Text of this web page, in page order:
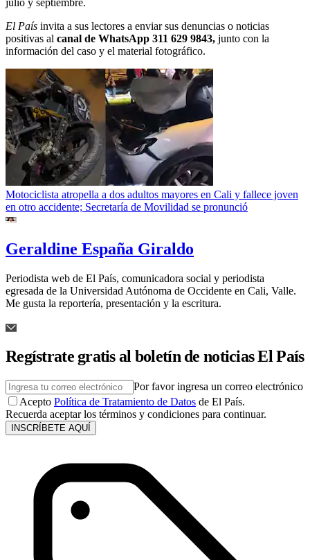
El País invita a sus lectores a enviar sus denuncias o noticias
positivas al canal de WhatsApp 311 629 9843, junto con la
información del caso y el material fotográfico.
Motociclista atropella a dos adultos mayores en Cali y fallece joven
en otro accidente; Secretaría de Movilidad se pronunció
Geraldine España Giraldo
Periodista web de El País, comunicadora social y periodista
egresada de la Universidad Autónoma de Occidente en Cali, Valle.
Me gusta la reportería, presentación y la escritura.
Regístrate gratis al boletín de noticias El País
Por favor ingresa un correo electrónico
Acepto Política de Tratamiento de Datos de El País.
Recuerda aceptar los términos y condiciones para continuar.
INSCRÍBETE AQUÍ